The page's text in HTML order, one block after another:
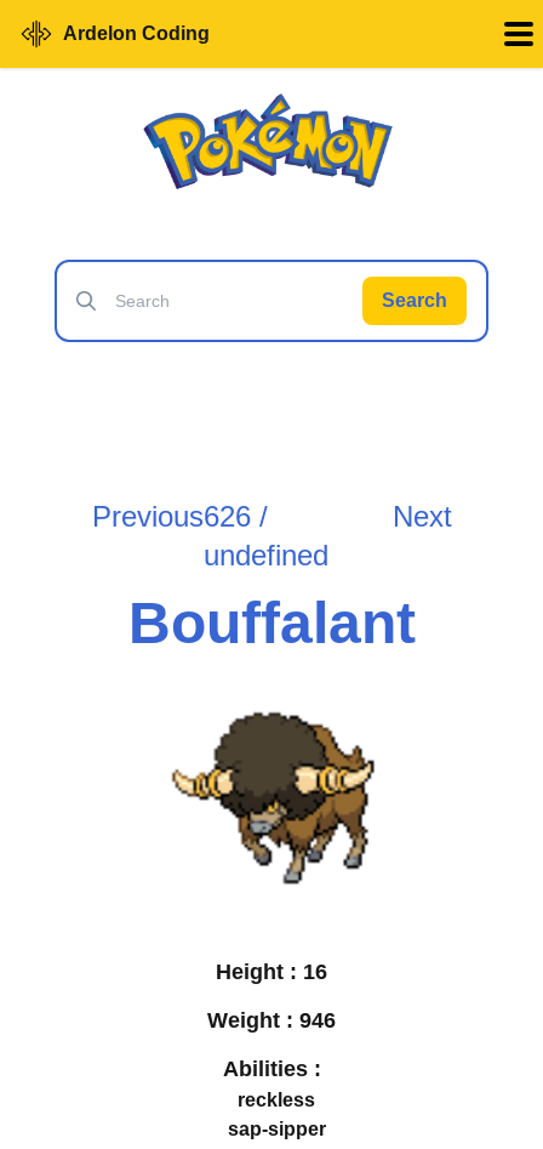
Ardelon Coding
Search
Previous626 /
undefined
Next
Bouffalant
Height : 16
Weight : 946
Abilities :
reckless
sap-sipper